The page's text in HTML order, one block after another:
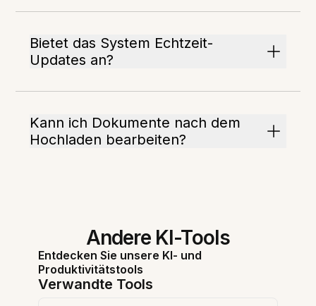
Bietet das System Echtzeit-
Updates an?
Kann ich Dokumente nach dem
Hochladen bearbeiten?
Andere KI-Tools
Entdecken Sie unsere KI- und
Produktivitätstools
Verwandte Tools